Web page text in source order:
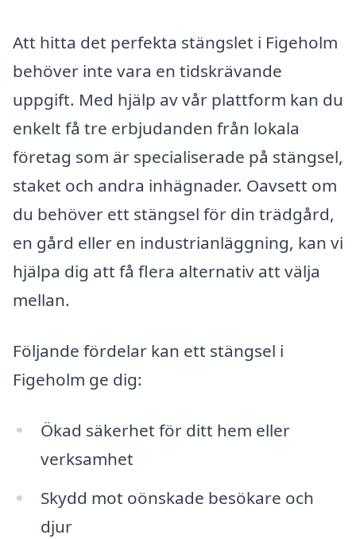
Att hitta det perfekta stängslet i Figeholm
behöver inte vara en tidskrävande
uppgift. Med hjälp av vår plattform kan du
enkelt få tre erbjudanden från lokala
företag som är specialiserade på stängsel,
staket och andra inhägnader. Oavsett om
du behöver ett stängsel för din trädgård,
en gård eller en industrianläggning, kan vi
hjälpa dig att få flera alternativ att välja
mellan.
Följande fördelar kan ett stängsel i
Figeholm ge dig:
Ökad säkerhet för ditt hem eller
verksamhet
Skydd mot oönskade besökare och
djur